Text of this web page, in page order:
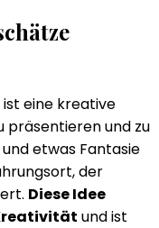
eine kreative
präsentieren und zu
etwas Fantasie
der
Diese Idee
und ist